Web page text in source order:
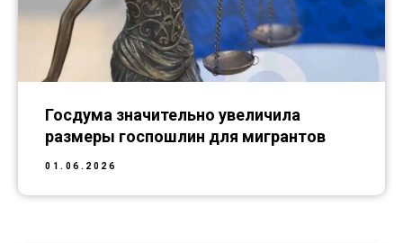
Госдума значительно увеличила
размеры госпошлин для мигрантов
01.06.2026